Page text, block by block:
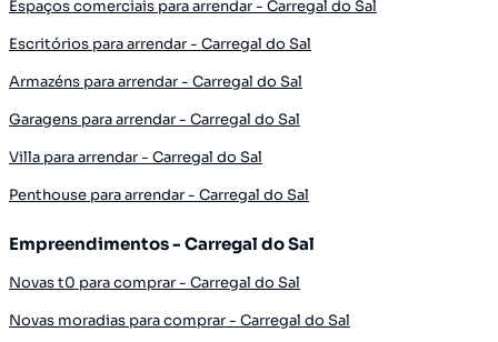
Espaços comerciais para arrendar - Carregal do Sal
Escritórios para arrendar - Carregal do Sal
Armazéns para arrendar - Carregal do Sal
Garagens para arrendar - Carregal do Sal
Villa para arrendar - Carregal do Sal
Penthouse para arrendar - Carregal do Sal
Empreendimentos - Carregal do Sal
Novas t0 para comprar - Carregal do Sal
Novas moradias para comprar - Carregal do Sal